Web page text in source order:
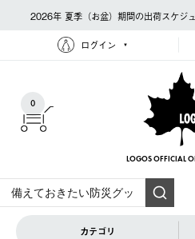
2026年 夏季（お盆）期間の出荷スケジ
ログイン
0
LOGOS OFFICIAL
カテゴリ